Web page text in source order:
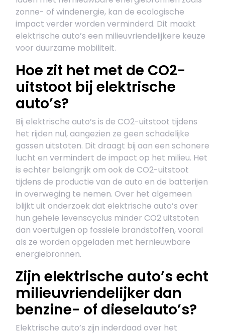
zonne- of windenergie, kan de ecologische
impact verder worden verminderd. Dit maakt
elektrische auto’s een milieuvriendelijkere keuze
voor duurzame mobiliteit.
Hoe zit het met de CO2-
uitstoot bij elektrische
auto’s?
Bij elektrische auto’s is de CO2-uitstoot tijdens
het rijden nul, aangezien ze geen schadelijke
gassen uitstoten. Dit draagt bij aan een schonere
lucht en vermindert de impact op het milieu. Het
is echter belangrijk om ook de CO2-uitstoot
tijdens de productie van de auto en de batterijen
in overweging te nemen. Over het algemeen
blijkt uit onderzoek dat elektrische auto’s over
hun gehele levenscyclus minder CO2 uitstoten
dan voertuigen op fossiele brandstoffen, vooral
als ze worden opgeladen met hernieuwbare
energiebronnen.
Zijn elektrische auto’s echt
milieuvriendelijker dan
benzine- of dieselauto’s?
Elektrische auto’s zijn inderdaad over het